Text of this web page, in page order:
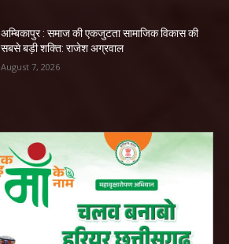
अम्बिकापुर : समाज की एकजुटता सामाजिक विकास की
सबसे बड़ी शक्ति: राजेश अग्रवाल
August 7, 2026